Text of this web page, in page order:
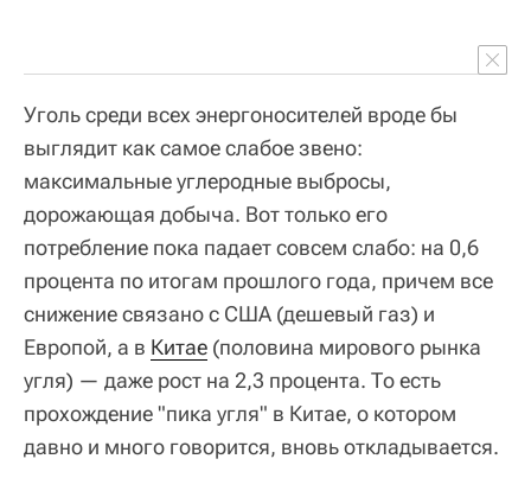
Уголь среди всех энергоносителей вроде бы
выглядит как самое слабое звено:
максимальные углеродные выбросы,
дорожающая добыча. Вот только его
потребление пока падает совсем слабо: на 0,6
процента по итогам прошлого года, причем все
снижение связано с США (дешевый газ) и
Европой, а в Китае (половина мирового рынка
угля) — даже рост на 2,3 процента. То есть
прохождение "пика угля" в Китае, о котором
давно и много говорится, вновь откладывается.